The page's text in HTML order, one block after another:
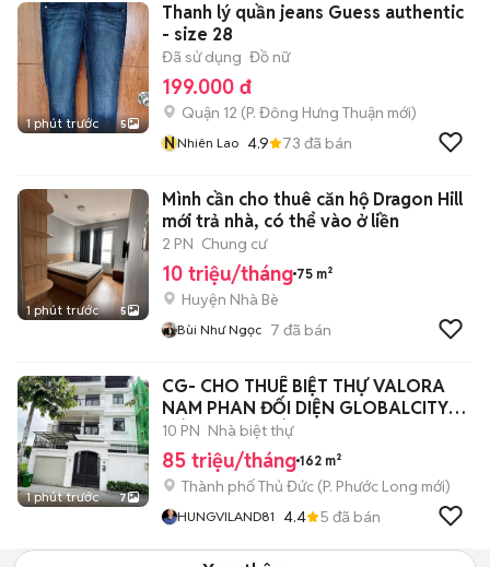
1 phút trước 5
Thanh lý quần jeans Guess authentic
- size 28
Đã sử dụng Đồ nữ
199.000 đ
Quận 12 (P. Đông Hưng Thuận mới)
NNhiên Lao 4.9 73 đã bán
1 phút trước 5
Mình cần cho thuê căn hộ Dragon Hill
mới trả nhà, có thể vào ở liền
2 PN Chung cư
10 triệu/tháng 75 m²
Huyện Nhà Bè
Bùi Như Ngọc 7 đã bán
1 phút trước 7
CG- CHO THUÊ BIỆT THỰ VALORA
NAM PHAN ĐỐI DIỆN GLOBALCITY
CÓ THANG MÁY
10 PN Nhà biệt thự
85 triệu/tháng 162 m²
Thành phố Thủ Đức (P. Phước Long mới)
HUNGVILAND81 4.4 5 đã bán